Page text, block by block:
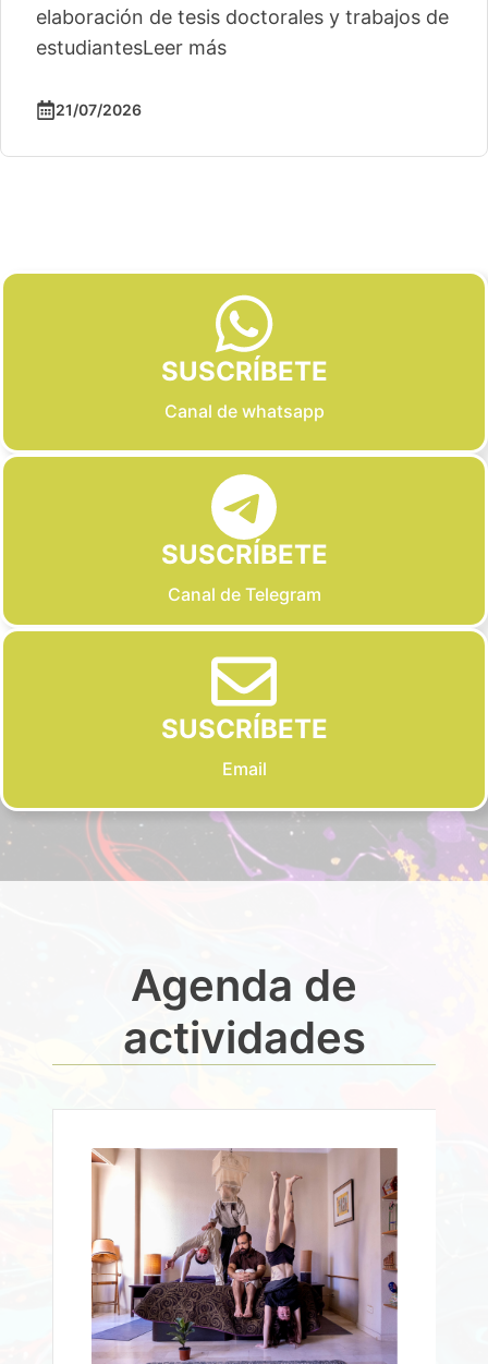
elaboración de tesis doctorales y trabajos de
estudiantesLeer más
21/07/2026
SUSCRÍBETE
Canal de whatsapp
SUSCRÍBETE
Canal de Telegram
SUSCRÍBETE
Email
Agenda de
actividades